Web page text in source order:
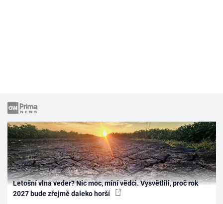
Letošní vlna veder? Nic moc, míní vědci. Vysvětlili, proč rok
2027 bude zřejmě daleko horší